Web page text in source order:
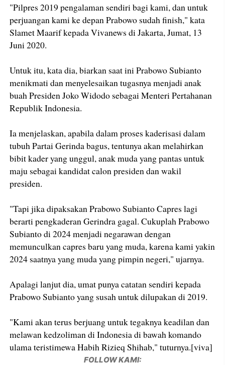
"Pilpres 2019 pengalaman sendiri bagi kami, dan untuk
perjuangan kami ke depan Prabowo sudah finish," kata
Slamet Maarif kepada Vivanews di Jakarta, Jumat, 13
Juni 2020.
Untuk itu, kata dia, biarkan saat ini Prabowo Subianto
menikmati dan menyelesaikan tugasnya menjadi anak
buah Presiden Joko Widodo sebagai Menteri Pertahanan
Republik Indonesia.
Ia menjelaskan, apabila dalam proses kaderisasi dalam
tubuh Partai Gerinda bagus, tentunya akan melahirkan
bibit kader yang unggul, anak muda yang pantas untuk
maju sebagai kandidat calon presiden dan wakil
presiden.
"Tapi jika dipaksakan Prabowo Subianto Capres lagi
berarti pengkaderan Gerindra gagal. Cukuplah Prabowo
Subianto di 2024 menjadi negarawan dengan
memunculkan capres baru yang muda, karena kami yakin
2024 saatnya yang muda yang pimpin negeri," ujarnya.
Apalagi lanjut dia, umat punya catatan sendiri kepada
Prabowo Subianto yang susah untuk dilupakan di 2019.
"Kami akan terus berjuang untuk tegaknya keadilan dan
melawan kedzoliman di Indonesia di bawah komando
ulama teristimewa Habih Rizieq Shihab," tuturnya.[viva]
FOLLOW KAMI: